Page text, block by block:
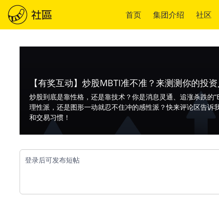
首页 集团介绍 社区
【有奖互动】炒股MBTI准不准？来测测你的投
炒股到底是靠性格，还是靠技术？你是消息灵通、追涨杀跌的
理性派，还是图形一动就忍不住冲的感性派？快来评论区告诉
和交易习惯！
登录后可发布短帖